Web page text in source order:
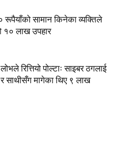
रूपैयाँको सामान किनेका व्यक्तिले
१० लाख उपहार
रित्तियो पोल्टाः साइबर ठगलाई
साथीसँग मागेका थिए ९ लाख